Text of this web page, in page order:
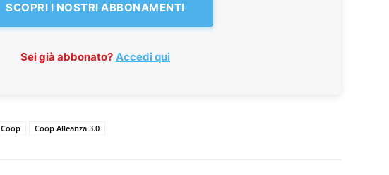
SCOPRI I NOSTRI ABBONAMENTI
Sei già abbonato? Accedi qui
Coop Coop Alleanza 3.0